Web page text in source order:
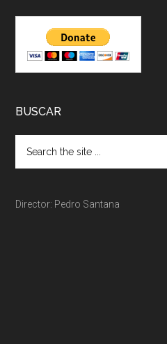
BUSCAR
Director: Pedro Santana